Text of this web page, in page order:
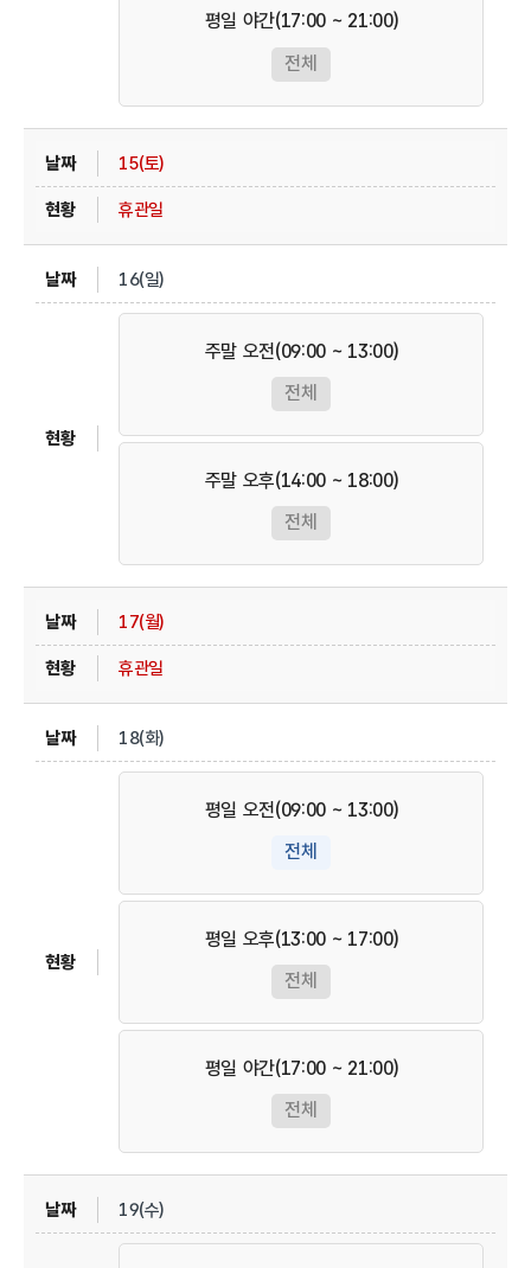
평일 야간(17:00 ~ 21:00)
전체
15(토)
휴관일
16(일)
주말 오전(09:00 ~ 13:00)
전체
주말 오후(14:00 ~ 18:00)
전체
17(월)
휴관일
18(화)
평일 오전(09:00 ~ 13:00)
전체
평일 오후(13:00 ~ 17:00)
전체
평일 야간(17:00 ~ 21:00)
전체
19(수)